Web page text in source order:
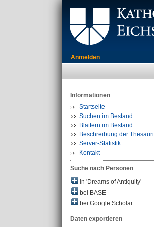
Anmelden
Informationen
Startseite
Suchen im Bestand
Blättern im Bestand
Beschreibung der Thesauri
Server-Statistik
Kontakt
Suche nach Personen
in 'Dreams of Antiquity'
bei BASE
bei Google Scholar
Daten exportieren